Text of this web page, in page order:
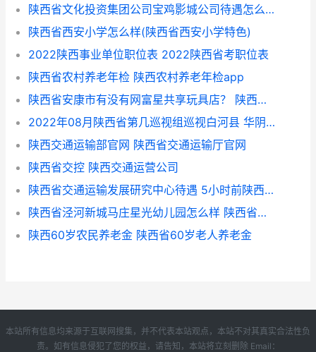
陕西省文化投资集团公司宝鸡影城公司待遇怎么样？ 宝鸡市国资公司怎么样
陕西省西安小学怎么样(陕西省西安小学特色)
2022陕西事业单位职位表 2022陕西省考职位表
陕西省农村养老年检 陕西农村养老年检app
陕西省安康市有没有网富星共享玩具店？ 陕西省安康市中考成绩查询
2022年08月陕西省第几巡视组巡视白河县 华阴市属于哪个市
陕西交通运输部官网 陕西省交通运输厅官网
陕西省交控 陕西交通运营公司
陕西省交通运输发展研究中心待遇 5小时前陕西人事任免
陕西省泾河新城马庄星光幼儿园怎么样 陕西省幼儿园收费管理办法
陕西60岁农民养老金 陕西省60岁老人养老金
本站所有信息均来源于互联网搜集，并不代表本站观点，本站不对其真实合法性负
责。如有信息侵犯了您的权益，请告知，本站将立刻删除 Email：